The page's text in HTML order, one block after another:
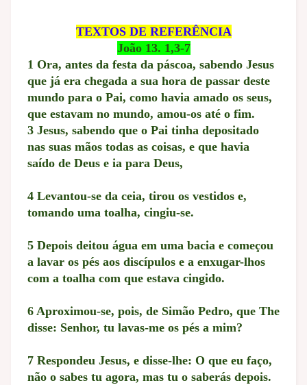
TEXTOS DE REFERÊNCIA
João 13. 1,3-7
1 Ora, antes da festa da páscoa, sabendo Jesus
que já era chegada a sua hora de passar deste
mundo para o Pai, como havia amado os seus,
que estavam no mundo, amou-os até o fim.
3 Jesus, sabendo que o Pai tinha depositado
nas suas mãos todas as coisas, e que havia
saído de Deus e ia para Deus,
4 Levantou-se da ceia, tirou os vestidos e,
tomando uma toalha, cingiu-se.
5 Depois deitou água em uma bacia e começou
a lavar os pés aos discípulos e a enxugar-lhos
com a toalha com que estava cingido.
6 Aproximou-se, pois, de Simão Pedro, que The
disse: Senhor, tu lavas-me os pés a mim?
7 Respondeu Jesus, e disse-lhe: O que eu faço,
não o sabes tu agora, mas tu o saberás depois.